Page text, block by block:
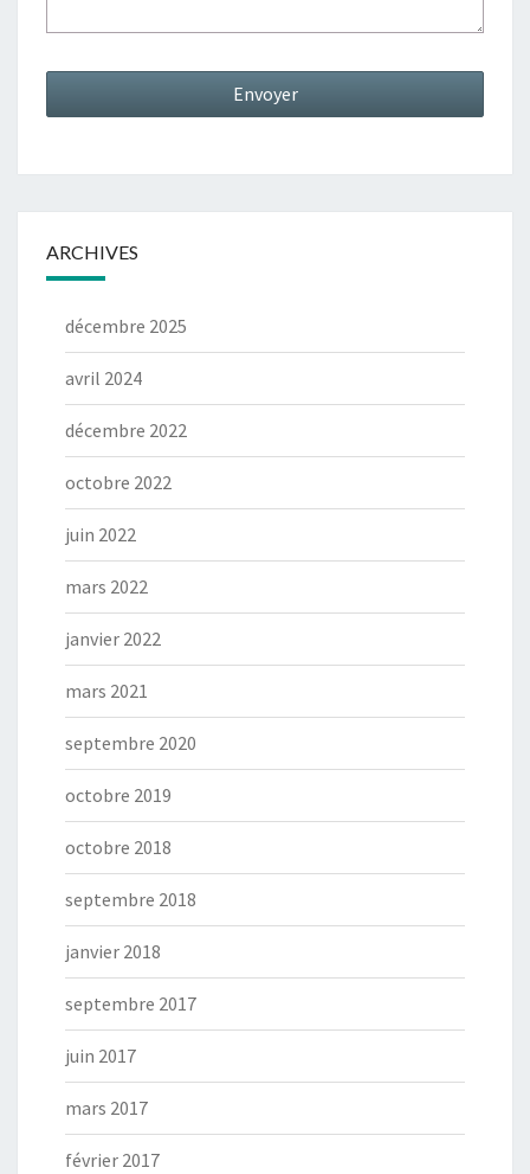
ARCHIVES
décembre 2025
avril 2024
décembre 2022
octobre 2022
juin 2022
mars 2022
janvier 2022
mars 2021
septembre 2020
octobre 2019
octobre 2018
septembre 2018
janvier 2018
septembre 2017
juin 2017
mars 2017
février 2017